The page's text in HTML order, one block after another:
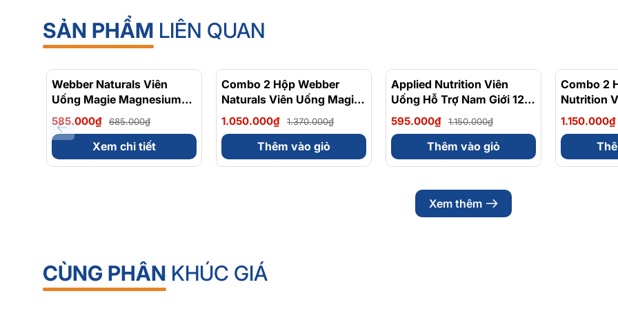
SẢN PHẨM LIÊN QUAN
Webber Naturals Viên
Uống Magie Magnesium
Bisglycinate 200mg -
Chính Ngạch Canada, Xuất
VAT
585.000₫ 685.000₫
Xem chi tiết
- 23%
Combo 2 Hộp Webber
Naturals Viên Uống Magie
Dễ Dàng Hấp Làm Dịu Nhẹ
Cho Hệ Tiêu Hóa
Magnesium Bisglycinate
200mg - Hộp 120 Viên
1.050.000₫ 1.370.000₫
Thêm vào giỏ
- 48%
Applied Nutrition Viên
Uống Hỗ Trợ Nam Giới 120
viên - Chính Ngạch Anh
Quốc, Bán Chạy
595.000₫ 1.150.000₫
Thêm vào giỏ
Combo 2
Nutrition
Nam Giới
1.150.000₫
Xem thêm
CÙNG PHÂN KHÚC GIÁ